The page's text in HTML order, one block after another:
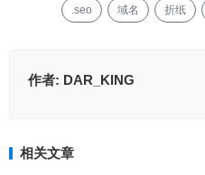
.seo 域名 折纸
作者: DAR_KING
相关文章